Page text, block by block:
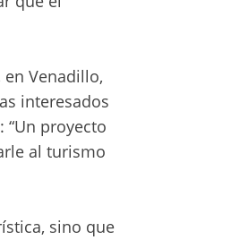
Venadillo,
interesados
“Un proyecto
al turismo
sino que